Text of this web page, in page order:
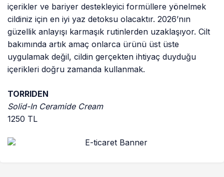
içerikler ve bariyer destekleyici formüllere yönelmek
cildiniz için en iyi yaz detoksu olacaktır. 2026’nın
güzellik anlayışı karmaşık rutinlerden uzaklaşıyor. Cilt
bakımında artık amaç onlarca ürünü üst üste
uygulamak değil, cildin gerçekten ihtiyaç duyduğu
içerikleri doğru zamanda kullanmak.
TORRIDEN
Solid-In Ceramide Cream
1250 TL